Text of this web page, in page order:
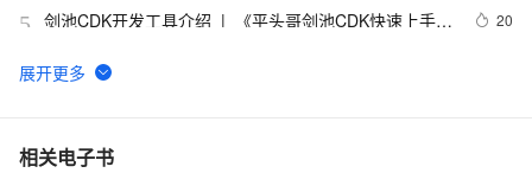
5 剑池CDK开发工具介绍  |  《平头哥剑池CDK快速上手指
20
6 WebAssembly 在 MOSN 中的实践 - 基础框架篇
7 userdel使用说明
相关电子书